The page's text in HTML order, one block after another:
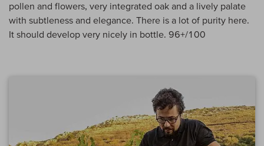
pollen and flowers, very integrated oak and a lively palate
with subtleness and elegance. There is a lot of purity here.
It should develop very nicely in bottle. 96+/100